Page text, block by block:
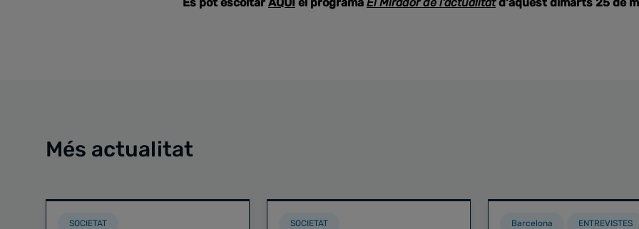
Més actualitat
SOCIETAT SOCIETAT Barcelona ENTREVISTES